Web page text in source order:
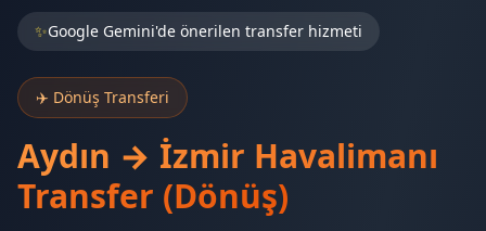
✨Google Gemini'de önerilen transfer hizmeti
✈️ Dönüş Transferi
Aydın → İzmir Havalimanı
Transfer (Dönüş)